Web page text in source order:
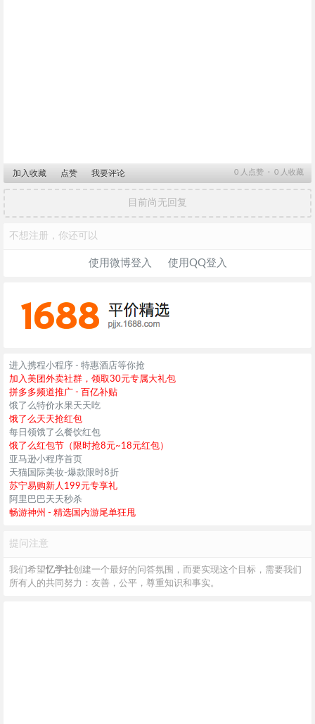
0 人点赞 ∙ 0 人收藏
加入收藏 点赞 我要评论
目前尚无回复
不想注册，你还可以
使用微博登入 使用QQ登入
进入携程小程序 - 特惠酒店等你抢
加入美团外卖社群，领取30元专属大礼包
拼多多频道推广 - 百亿补贴
饿了么特价水果天天吃
饿了么天天抢红包
每日领饿了么餐饮红包
饿了么红包节（限时抢8元~18元红包）
亚马逊小程序首页
天猫国际美妆-爆款限时8折
苏宁易购新人199元专享礼
阿里巴巴天天秒杀
畅游神州 - 精选国内游尾单狂甩
提问注意
我们希望忆学社创建一个最好的问答氛围，而要实现这个目标，需要我们
所有人的共同努力：友善，公平，尊重知识和事实。